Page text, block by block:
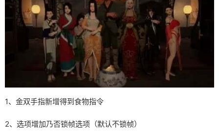
1、金双手指新增得到食物指令
2、选项增加乃否锁帧选项（默认不锁帧）